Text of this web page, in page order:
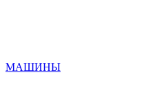
МАШИНЫ